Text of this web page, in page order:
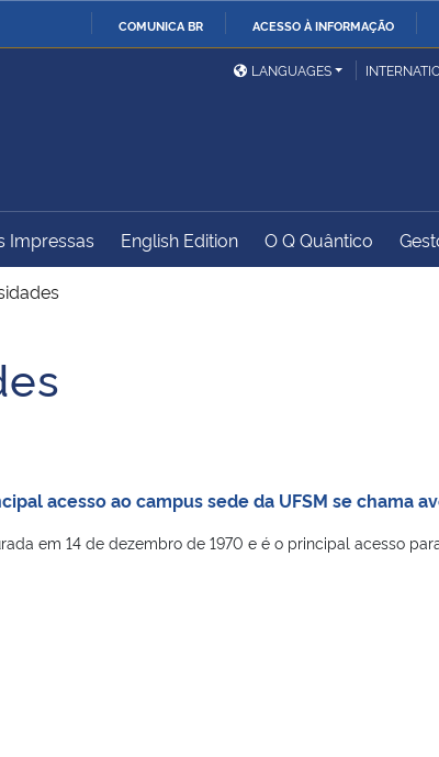
COMUNICA BR ACESSO À INFORMAÇÃO
da Defesa
Ministério das Relações
Exteriores
do
Regional
Controladoria-Geral da
Geral da União
LANGUAGES
Impressas English Edition O Q Quântico
acesso ao campus sede da UFSM se chama
em 14 de dezembro de 1970 e é o principal acesso